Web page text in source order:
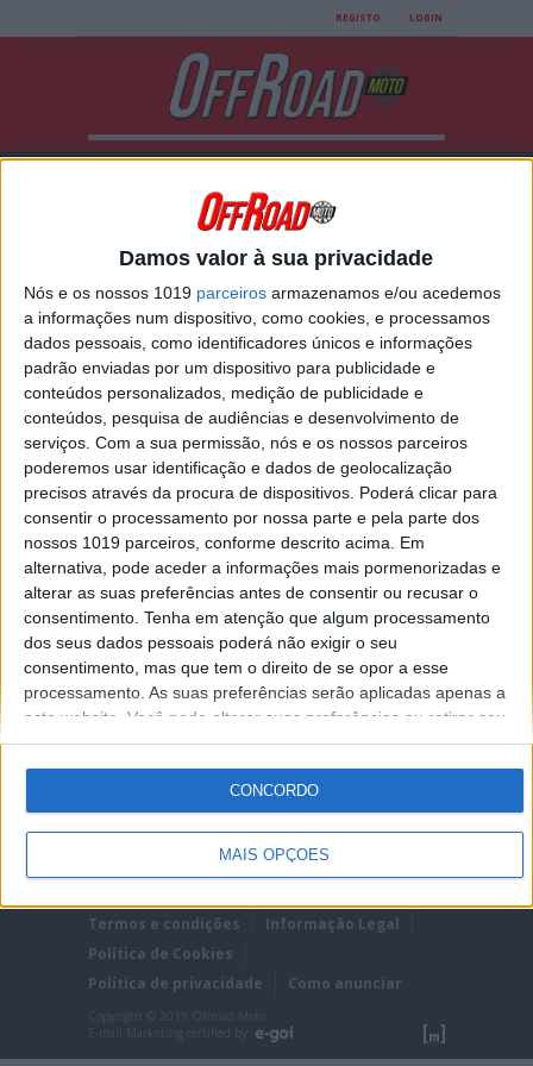
Damos valor à sua privacidade
Nós e os nossos 1019 parceiros armazenamos e/ou acedemos
a informações num dispositivo, como cookies, e processamos
dados pessoais, como identificadores únicos e informações
padrão enviadas por um dispositivo para publicidade e
conteúdos personalizados, medição de publicidade e
conteúdos, pesquisa de audiências e desenvolvimento de
serviços. Com a sua permissão, nós e os nossos parceiros
poderemos usar identificação e dados de geolocalização
precisos através da procura de dispositivos. Poderá clicar para
consentir o processamento por nossa parte e pela parte dos
nossos 1019 parceiros, conforme descrito acima. Em
alternativa, pode aceder a informações mais pormenorizadas e
alterar as suas preferências antes de consentir ou recusar o
consentimento. Tenha em atenção que algum processamento
dos seus dados pessoais poderá não exigir o seu
consentimento, mas que tem o direito de se opor a esse
processamento. As suas preferências serão aplicadas apenas a
este website. Você pode alterar suas preferências ou retirar seu
consentimento a qualquer momento voltando a este site e
clicando no botão "Privacidade" na parte inferior da página.
MAIS OPÇÕES
CONCORDO
REGISTO LOGIN
All posts tagged "Flex
System"
SIDI APRESENTA AS NOVAS BOTAS
XPOWER
A XPower e a XPower Lei juntam-se à família Sidi
de botas para motos Off-road. Dignas
sucessores da X-3 e X-3 Lei, não comprometem
o conforto e a segurança e, prestando especial
atenção ao pé e tornozelo,...
Posted Outubro 7, 2021
Termos e condições
Informação Legal
Política de Cookies
Política de privacidade
Como anunciar